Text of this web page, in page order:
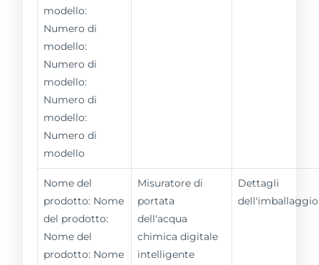
modello:
Numero di
modello:
Numero di
modello:
Numero di
modello:
Numero di
modello
Nome del
prodotto: Nome
del prodotto:
Nome del
prodotto: Nome
Misuratore di
portata
dell'acqua
chimica digitale
intelligente
Dettagli